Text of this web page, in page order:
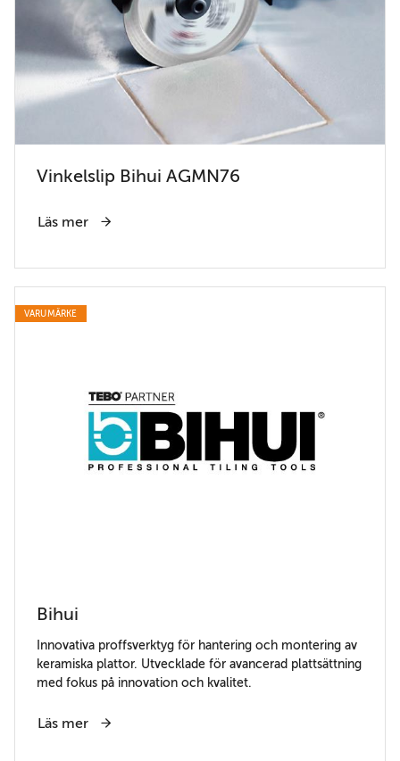
Vinkelslip Bihui AGMN76
Läs mer
VARUMÄRKE
Bihui
Innovativa proffsverktyg för hantering och montering av
keramiska plattor. Utvecklade för avancerad plattsättning
med fokus på innovation och kvalitet.
Läs mer